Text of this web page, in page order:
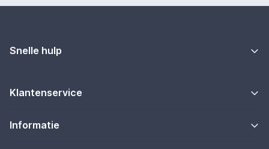
Snelle hulp
Klantenservice
Informatie